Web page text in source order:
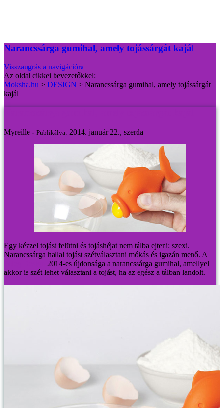
Narancssárga gumihal, amely tojássárgát kajál
Visszaugrás a navigációra
Az oldal cikkei bevezetőkkel:
Moksha.hu > DESIGN > Narancssárga gumihal, amely tojássárgát
kajál
Myreille - Publikálva: 2014. január 22., szerda
Egy kézzel tojást felütni és tojáshéjat nem tálba ejteni: szexi.
Narancssárga hallal tojást szétválasztani mókás és igazán menő. A
2014-es újdonsága a narancssárga gumihal, amellyel
akkor is szét lehet választani a tojást, ha az egész a tálban landolt.